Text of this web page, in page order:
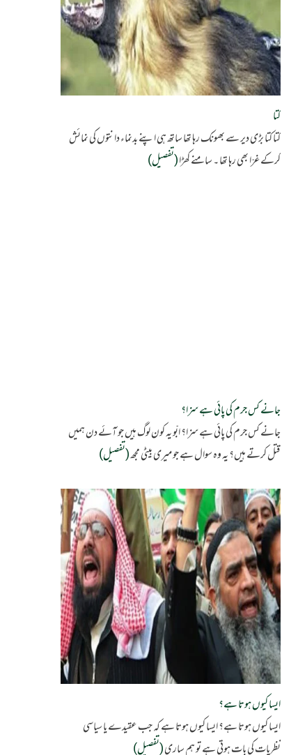
کتا
کتا کتا بڑی دیر سے بھونک رہا تھا ساتھ ہی اپنے بدنماء دانتوں کی نمائش
کرکے غرّا بھی رہا تھا ۔ سامنے کھڑا(تفصیل)
جانے کس جرم کی پائی ہے سزا؟
جانے کس جرم کی پائی ہے سزا؟ ابّو یہ کون لوگ ہیں جو آئے دن ہمیں
قتل کرتے ہیں؟ یہ وہ سوال ہے جو میری بیٹی مجھ(تفصیل)
ایسا کیوں ہوتا ہے؟
ایسا کیوں ہوتا ہے؟ ایسا کیوں ہوتا ہے کہ جب عقیدے یا سیاسی
نظریات کی بات ہوتی ہے تو ہم ساری(تفصیل)